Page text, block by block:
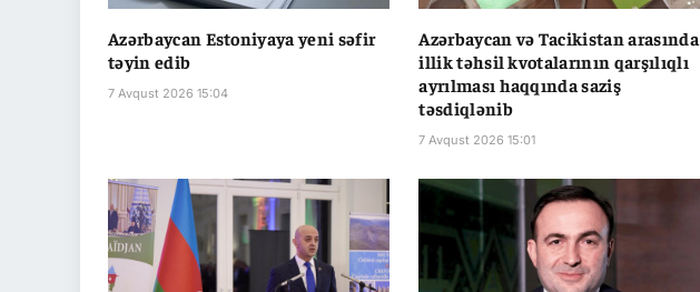
Azərbaycan Estoniyaya yeni səfir
təyin edib
7 Avqust 2026 15:04
Azərbaycan və Tacikistan arasında
illik təhsil kvotalarının qarşılıqlı
ayrılması haqqında saziş
təsdiqlənib
7 Avqust 2026 15:01